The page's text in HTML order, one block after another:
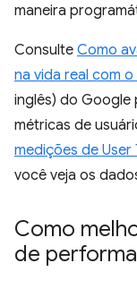
maneira
Consulte Como
na vida real com
inglês) do Google
métricas de
medições de
você veja os
Como
de